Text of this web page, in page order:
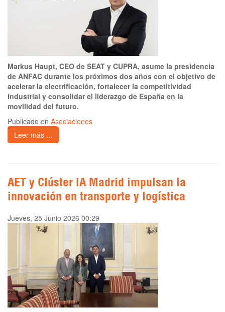
Markus Haupt, CEO de SEAT y CUPRA, asume la presidencia
de ANFAC durante los próximos dos años con el objetivo de
acelerar la electrificación, fortalecer la competitividad
industrial y consolidar el liderazgo de España en la
movilidad del futuro.
Publicado en Asociaciones
Leer más ...
AET y Clúster IA Madrid impulsan la
innovación en transporte y logística
Jueves, 25 Junio 2026 00:29